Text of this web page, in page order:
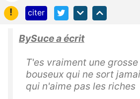
!
citer
BySuce a écrit
T'es vraiment une
bouseux qui ne sort
qui n'aime pas les riches